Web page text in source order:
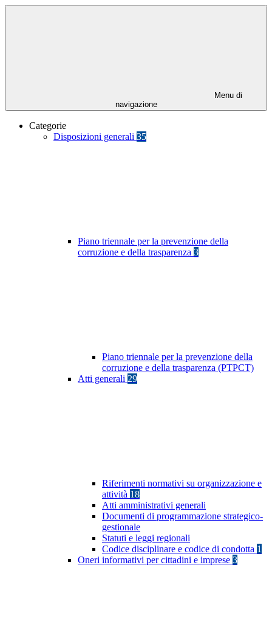
Menu di
navigazione
Categorie
Disposizioni generali 35
Piano triennale per la prevenzione della
corruzione e della trasparenza 3
Piano triennale per la prevenzione della
corruzione e della trasparenza (PTPCT)
Atti generali 29
Riferimenti normativi su organizzazione e
attività 18
Atti amministrativi generali
Documenti di programmazione strategico-
gestionale
Statuti e leggi regionali
Codice disciplinare e codice di condotta 1
Oneri informativi per cittadini e imprese 3